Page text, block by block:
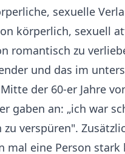
sexuelle
körperlich, sexuell
romantisch zu
und das im
der 60-er Jahre
gaben an: „ich war
verspüren".
mal eine Person